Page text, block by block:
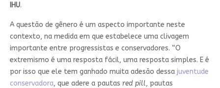
IHU.
A questão de gênero é um aspecto importante neste
contexto, na medida em que estabelece uma clivagem
importante entre progressistas e conservadores. “O
extremismo é uma resposta fácil, uma resposta simples. E é
por isso que ele tem ganhado muita adesão dessa juventude
conservadora, que adere a pautas red pill, pautas